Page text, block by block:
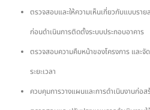
ตรวจสอบและให้ความเห็นเกี่ยวกับแบบร
ก่อนดำเนินการติดตั้งระบบประกอบอาคาร
ตรวจสอบความคืบหน้าของโครงการ และจั
ระยะเวลา
ควบคุมการวางแผนและการดำเนินงานก่อ